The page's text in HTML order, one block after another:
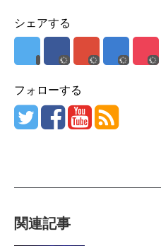
シェアする
フォローする
関連記事